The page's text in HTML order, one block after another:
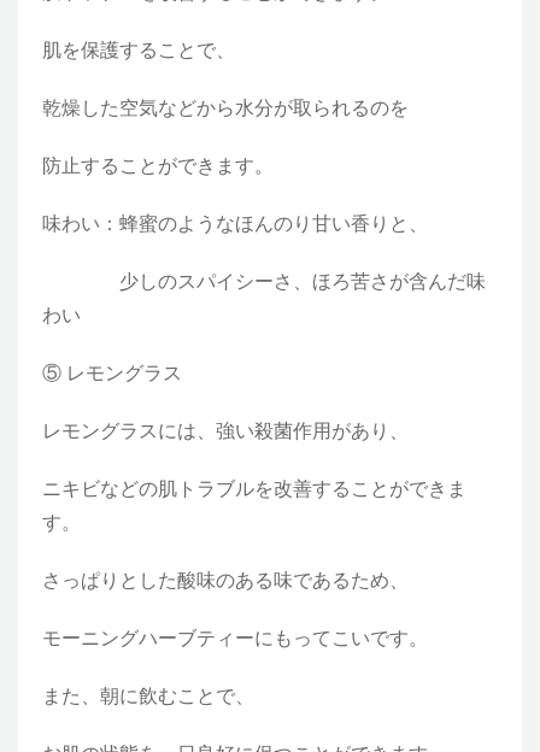
肌を保護することで、
乾燥した空気などから水分が取られるのを
防止することができます。
味わい：蜂蜜のようなほんのり甘い香りと、
少しのスパイシーさ、ほろ苦さが含んだ味
わい
⑤ レモングラス
レモングラスには、強い殺菌作用があり、
ニキビなどの肌トラブルを改善することができま
す。
さっぱりとした酸味のある味であるため、
モーニングハーブティーにもってこいです。
また、朝に飲むことで、